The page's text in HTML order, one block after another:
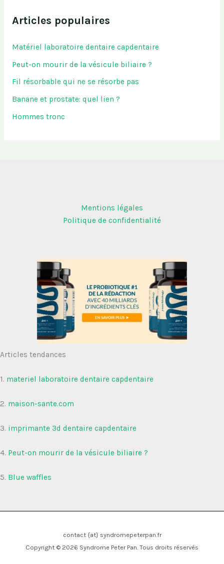
Articles populaires
Matériel laboratoire dentaire capdentaire
Peut-on mourir de la vésicule biliaire ?
Fil résorbable qui ne se résorbe pas
Banane et prostate: quel lien ?
Hommes tronc
Mentions légales
Politique de confidentialité
Articles tendances
1. materiel laboratoire dentaire capdentaire
2. maison-sante.com
3. imprimante 3d dentaire capdentaire
4. Peut-on mourir de la vésicule biliaire ?
5. Blue waffles
contact {at} syndromepeterpan.fr
Copyright © 2026 Syndrome Peter Pan. Tous droits réservés